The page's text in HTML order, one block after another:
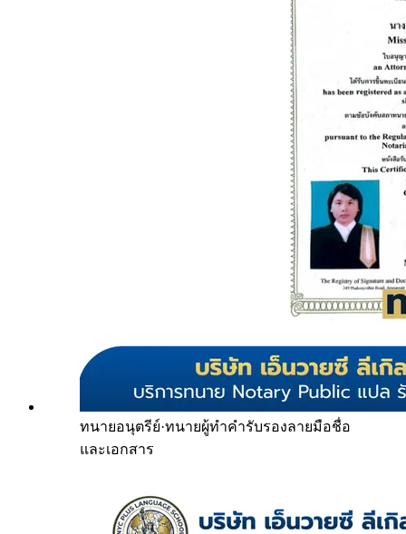
ทนายอนุตรีย์·ทนายผู้ทำคำรับรองลายมือชื่อ
และเอกสาร